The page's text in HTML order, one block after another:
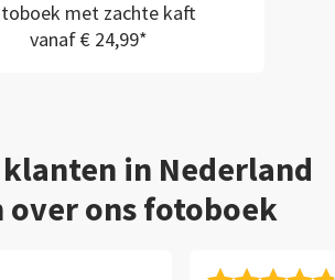
met zachte kaft
vanaf € 24,99*
in Nederland
over ons fotoboek